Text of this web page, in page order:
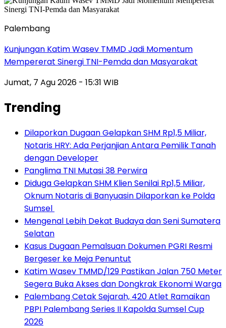
Palembang
Kunjungan Katim Wasev TMMD Jadi Momentum
Mempererat Sinergi TNI-Pemda dan Masyarakat
Jumat, 7 Agu 2026 - 15:31 WIB
Trending
Dilaporkan Dugaan Gelapkan SHM Rp1,5 Miliar,
Notaris HRY: Ada Perjanjian Antara Pemilik Tanah
dengan Developer
Panglima TNI Mutasi 38 Perwira
Diduga Gelapkan SHM Klien Senilai Rp1,5 Miliar,
Oknum Notaris di Banyuasin Dilaporkan ke Polda
Sumsel ‎
Mengenal Lebih Dekat Budaya dan Seni Sumatera
Selatan
Kasus Dugaan Pemalsuan Dokumen PGRI Resmi
Bergeser ke Meja Penuntut
Katim Wasev TMMD/129 Pastikan Jalan 750 Meter
Segera Buka Akses dan Dongkrak Ekonomi Warga
Palembang Cetak Sejarah, 420 Atlet Ramaikan
PBPI Palembang Series II Kapolda Sumsel Cup
2026